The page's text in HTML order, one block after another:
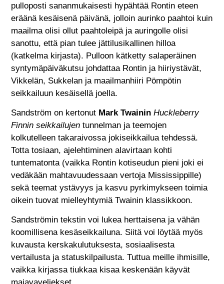
pulloposti sananmukaisesti hypähtää Rontin eteen
eräänä kesäisenä päivänä, jolloin aurinko paahtoi kuin
maailma olisi ollut paahtoleipä ja auringolle olisi
sanottu, että pian tulee jättilusikallinen hilloa
(katkelma kirjasta). Pulloon kätketty salaperäinen
syntymäpäiväkutsu johdattaa Rontin ja hiiriystävät,
Vikkelän, Sukkelan ja maailmanhiiri Pömpötin
seikkailuun kesäisellä joella.
Sandström on kertonut Mark Twainin Huckleberry
Finnin seikkailujen tunnelman ja teemojen
kolkutelleen takaraivossa jokiseikkailua tehdessä.
Totta tosiaan, ajelehtiminen alavirtaan kohti
tuntematonta (vaikka Rontin kotiseudun pieni joki ei
vedäkään mahtavuudessaan vertoja Mississippille)
sekä teemat ystävyys ja kasvu pyrkimykseen toimia
oikein tuovat mielleyhtymiä Twainin klassikkoon.
Sandströmin tekstin voi lukea herttaisena ja vähän
koomillisena kesäseikkailuna. Siitä voi löytää myös
kuvausta kerskakulutuksesta, sosiaalisesta
vertailusta ja statuskilpailusta. Tuttua meille ihmisille,
vaikka kirjassa tiukkaa kisaa keskenään käyvät